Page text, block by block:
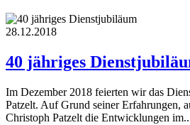
28.12.2018
40 jähriges
Im Dezember 2018 feierten wir das
Patzelt. Auf Grund seiner Erfahrungen,
Christoph Patzelt die Entwicklungen